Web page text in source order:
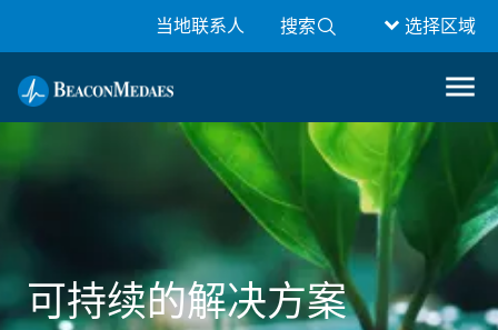
当地联系人 搜索 选择区域
可持续的解决方案